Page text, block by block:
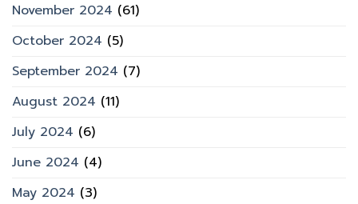
November 2024 (61)
October 2024 (5)
September 2024 (7)
August 2024 (11)
July 2024 (6)
June 2024 (4)
May 2024 (3)